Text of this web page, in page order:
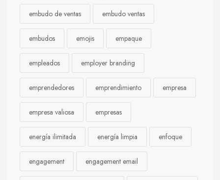
embudo de ventas embudo ventas
embudos emojis empaque
empleados employer branding
emprendedores emprendimiento empresa
empresa valiosa empresas
energía ilimitada energía limpia enfoque
engagement engagement email